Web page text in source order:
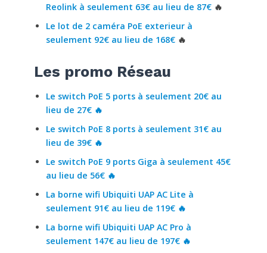
Reolink à seulement 63€ au lieu de 87€ 🔥
Le lot de 2 caméra PoE exterieur à
seulement 92€ au lieu de 168€ 🔥
Les promo Réseau
Le switch PoE 5 ports à seulement 20€ au
lieu de 27€ 🔥
Le switch PoE 8 ports à seulement 31€ au
lieu de 39€ 🔥
Le switch PoE 9 ports Giga à seulement 45€
au lieu de 56€ 🔥
La borne wifi Ubiquiti UAP AC Lite à
seulement 91€ au lieu de 119€ 🔥
La borne wifi Ubiquiti UAP AC Pro à
seulement 147€ au lieu de 197€ 🔥